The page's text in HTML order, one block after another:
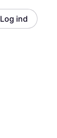
Log ind